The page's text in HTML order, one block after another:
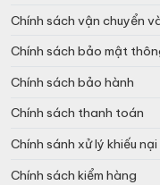
bơi trong hương
Đây là một đặc
panh cao cấp.
Hương vị vani:
thường là kết
giàu trong chai.
Chính sách vận chuyển
Chính sách bảo mật
Chính sách bảo hành
Chính sách thanh toán
Chính sánh xử lý khiếu nại
Chính sách kiểm hàng